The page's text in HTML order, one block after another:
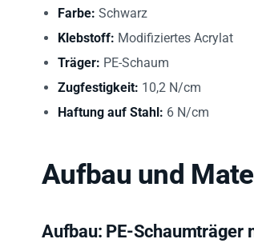
Farbe: Schwarz
Klebstoff: Modifiziertes Acrylat
Träger: PE-Schaum
Zugfestigkeit: 10,2 N/cm
Haftung auf Stahl: 6 N/cm
Aufbau und
Aufbau: PE-